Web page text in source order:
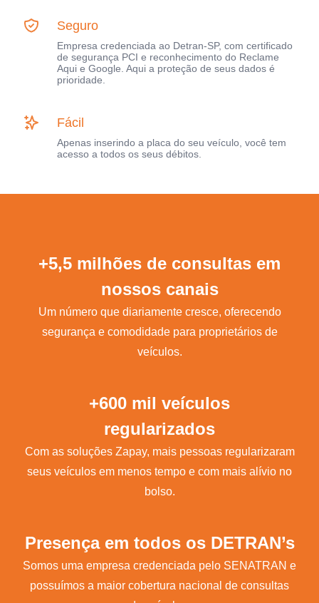
Seguro
Empresa credenciada ao Detran-SP, com certificado
de segurança PCI e reconhecimento do Reclame
Aqui e Google. Aqui a proteção de seus dados é
prioridade.
Fácil
Apenas inserindo a placa do seu veículo, você tem
acesso a todos os seus débitos.
+5,5 milhões de consultas em
nossos canais
Um número que diariamente cresce, oferecendo
segurança e comodidade para proprietários de
veículos.
+600 mil veículos
regularizados
Com as soluções Zapay, mais pessoas regularizaram
seus veículos em menos tempo e com mais alívio no
bolso.
Presença em todos os DETRAN’s
Somos uma empresa credenciada pelo SENATRAN e
possuímos a maior cobertura nacional de consultas